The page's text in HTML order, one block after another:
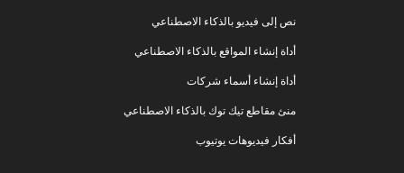
نص إلى فيديو بالذكاء الاصطناعي
أداة إنشاء المواقع بالذكاء الاصطناعي
أداة إنشاء أسماء شركات
منئ مقاطع تيك توك بالذكاء الاصطناعي
أفكار فيديوهات يوتيوب